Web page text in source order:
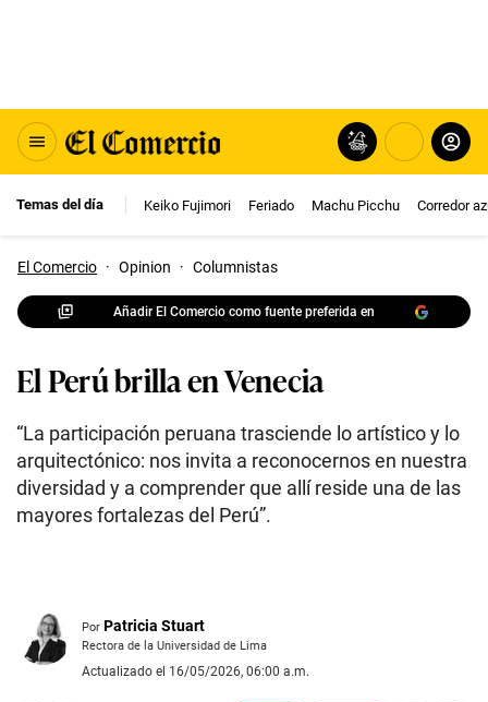
Temas del día Keiko Fujimori Feriado Machu Picchu Corredor
El Comercio · Opinion · Columnistas
Añadir El Comercio como fuente preferida en
El Perú brilla en Venecia
“La participación peruana trasciende lo artístico y lo
arquitectónico: nos invita a reconocernos en nuestra
diversidad y a comprender que allí reside una de las
mayores fortalezas del Perú”.
Por Patricia Stuart
Rectora de la Universidad de Lima
Actualizado el 16/05/2026, 06:00 a.m.